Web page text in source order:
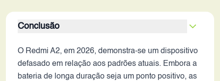
Conclusão
O Redmi A2, em 2026, demonstra-se um dispositivo
defasado em relação aos padrões atuais. Embora a
bateria de longa duração seja um ponto positivo, as